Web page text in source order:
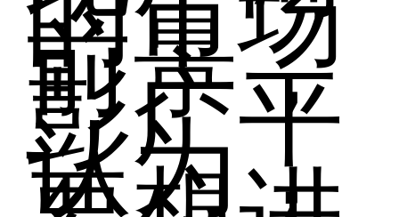
前景，
彭广平
认为，